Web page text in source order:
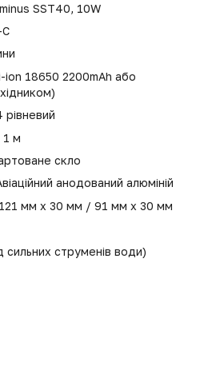
SST40, 10W
ion 18650 2200mAh або
рівневий
1 м
скло
анодований алюміній
121 мм х 30 мм / 91 мм х 30 мм
сильних струменів води)